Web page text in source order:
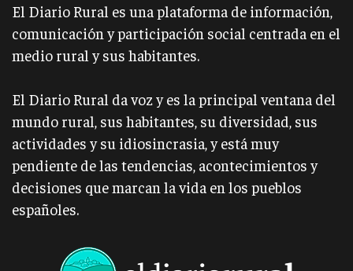
El Diario Rural es una plataforma de información,
comunicación y participación social centrada en el
medio rural y sus habitantes.
El Diario Rural da voz y es la principal ventana del
mundo rural, sus habitantes, su diversidad, sus
actividades y su idiosincrasia, y está muy
pendiente de las tendencias, acontecimientos y
decisiones que marcan la vida en los pueblos
españoles.